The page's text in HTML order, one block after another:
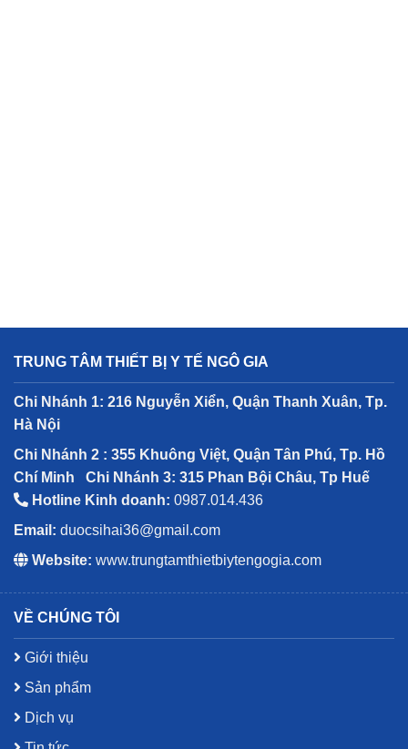
TRUNG TÂM THIẾT BỊ Y TẾ NGÔ GIA
Chi Nhánh 1: 216 Nguyễn Xiển, Quận Thanh Xuân, Tp.
Hà Nội
Chi Nhánh 2 : 355 Khuông Việt, Quận Tân Phú, Tp. Hồ
Chí Minh
Chi Nhánh 3: 315 Phan Bội Châu, Tp Huế
Hotline Kinh doanh: 0987.014.436
Email: duocsihai36@gmail.com
Website: www.trungtamthietbiytengogia.com
VỀ CHÚNG TÔI
Giới thiệu
Sản phẩm
Dịch vụ